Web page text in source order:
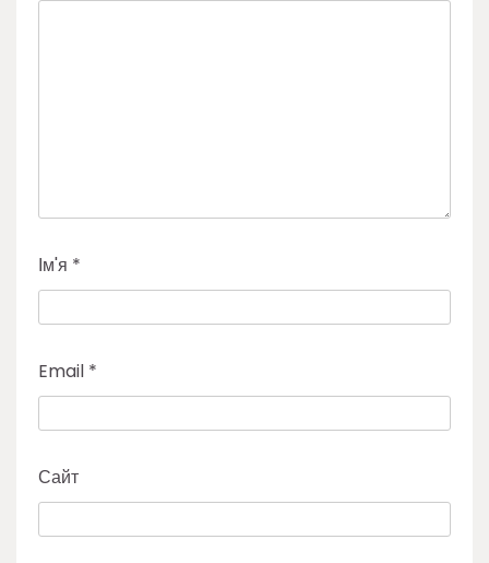
Ім'я *
Email *
Сайт